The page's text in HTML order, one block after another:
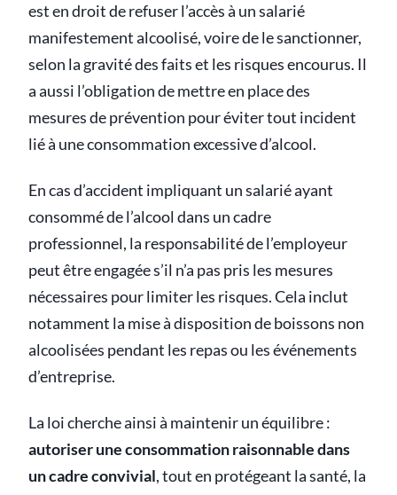
est en droit de refuser l’accès à un salarié
manifestement alcoolisé, voire de le sanctionner,
selon la gravité des faits et les risques encourus. Il
a aussi l’obligation de mettre en place des
mesures de prévention pour éviter tout incident
lié à une consommation excessive d’alcool.
En cas d’accident impliquant un salarié ayant
consommé de l’alcool dans un cadre
professionnel, la responsabilité de l’employeur
peut être engagée s’il n’a pas pris les mesures
nécessaires pour limiter les risques. Cela inclut
notamment la mise à disposition de boissons non
alcoolisées pendant les repas ou les événements
d’entreprise.
La loi cherche ainsi à maintenir un équilibre :
autoriser une consommation raisonnable dans
un cadre convivial, tout en protégeant la santé, la